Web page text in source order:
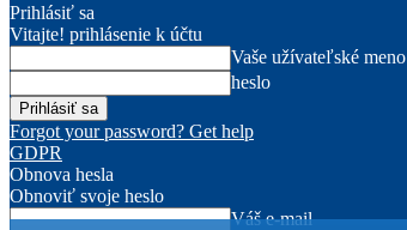
Prihlásiť sa
Vitajte! prihlásenie k účtu
Vaše užívateľské meno
heslo
Forgot your password? Get help
GDPR
Obnova hesla
Obnoviť svoje heslo
Váš e-mail